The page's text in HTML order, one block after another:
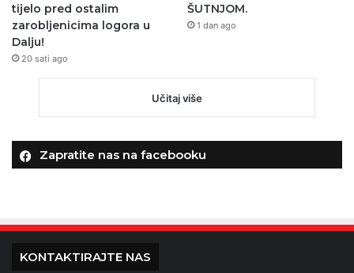
tijelo pred ostalim
zarobljenicima logora u
Dalju!
20 sati ago
ŠUTNJOM.
1 dan ago
Učitaj više
Zapratite nas na facebooku
KONTAKTIRAJTE NAS